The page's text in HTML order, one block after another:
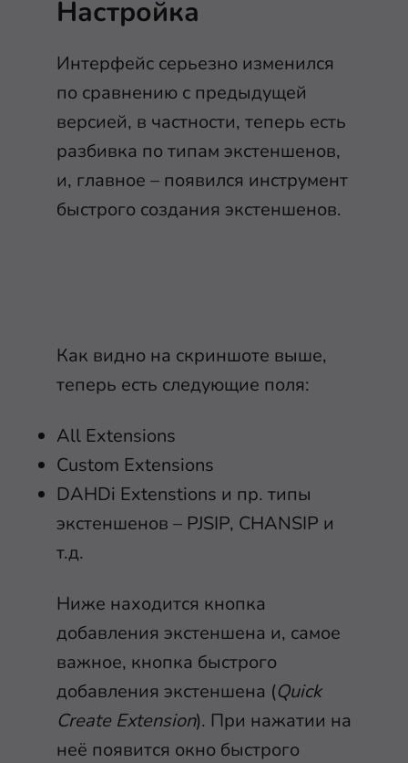
Настройка
Интерфейс серьезно изменился
по сравнению с предыдущей
версией, в частности, теперь есть
разбивка по типам экстеншенов,
и, главное – появился инструмент
быстрого создания экстеншенов.
Как видно на скриншоте выше,
теперь есть следующие поля:
All Extensions
Custom Extensions
DAHDi Extenstions и пр. типы
экстеншенов – PJSIP, CHANSIP и
т.д.
Ниже находится кнопка
добавления экстеншена и, самое
важное, кнопка быстрого
добавления экстеншена (Quick
Create Extension). При нажатии на
неё появится окно быстрого